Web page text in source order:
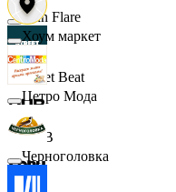
Finn Flare
Street Beat
DUB
Хоум маркет
Цетро Мода
Черноголовка